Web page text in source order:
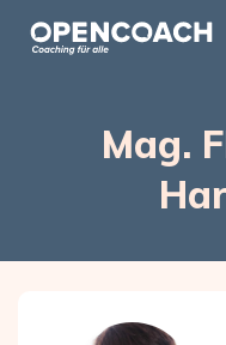
Open Coach
Mag.